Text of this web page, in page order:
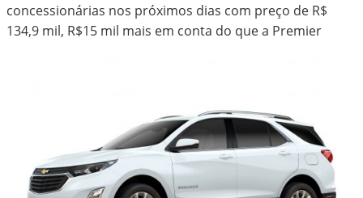
concessionárias nos próximos dias com preço de R$
134,9 mil, R$15 mil mais em conta do que a Premier